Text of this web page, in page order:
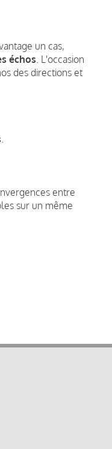
un cas,
échos. L'occasion
des directions et
.
entre
sur un même